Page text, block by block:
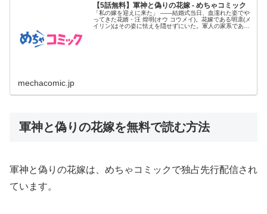
【5話無料】軍神と偽りの花嫁 - めちゃコミック
「私の嫁を迎えに来た」 ――結婚式当日、血濡れた姿でや
ってきた花婿・汪 煌明(オウ コウメイ)。花嫁である明凛(メ
イリン)はその姿に怯えを隠せずにいた。軍人の家系である
mechacomic.jp
軍神と偽りの花嫁を無料で読む方法
軍神と偽りの花嫁は、めちゃコミックで独占先行配信され
ています。